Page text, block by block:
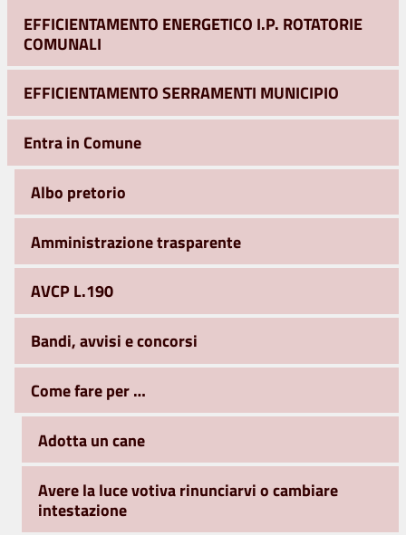
EFFICIENTAMENTO ENERGETICO I.P. ROTATORIE
COMUNALI
EFFICIENTAMENTO SERRAMENTI MUNICIPIO
Entra in Comune
Albo pretorio
Amministrazione trasparente
AVCP L.190
Bandi, avvisi e concorsi
Come fare per …
Adotta un cane
Avere la luce votiva rinunciarvi o cambiare
intestazione